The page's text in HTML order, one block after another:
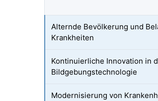
Alternde Bevölkerung und
Krankheiten
Kontinuierliche Innovation in
Bildgebungstechnologie
Modernisierung von